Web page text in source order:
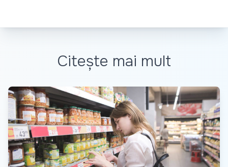
Citește mai mult